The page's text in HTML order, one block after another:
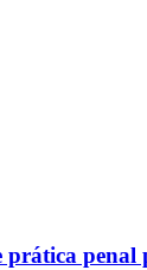
prática penal